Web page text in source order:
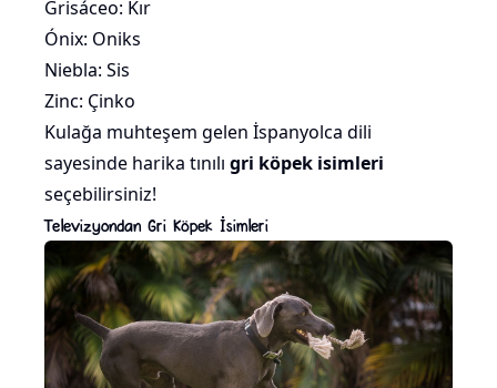
Grisáceo: Kır
Ónix: Oniks
Niebla: Sis
Zinc: Çinko
Kulağa muhteşem gelen İspanyolca dili
sayesinde harika tınılı gri köpek isimleri
seçebilirsiniz!
Televizyondan Gri Köpek İsimleri